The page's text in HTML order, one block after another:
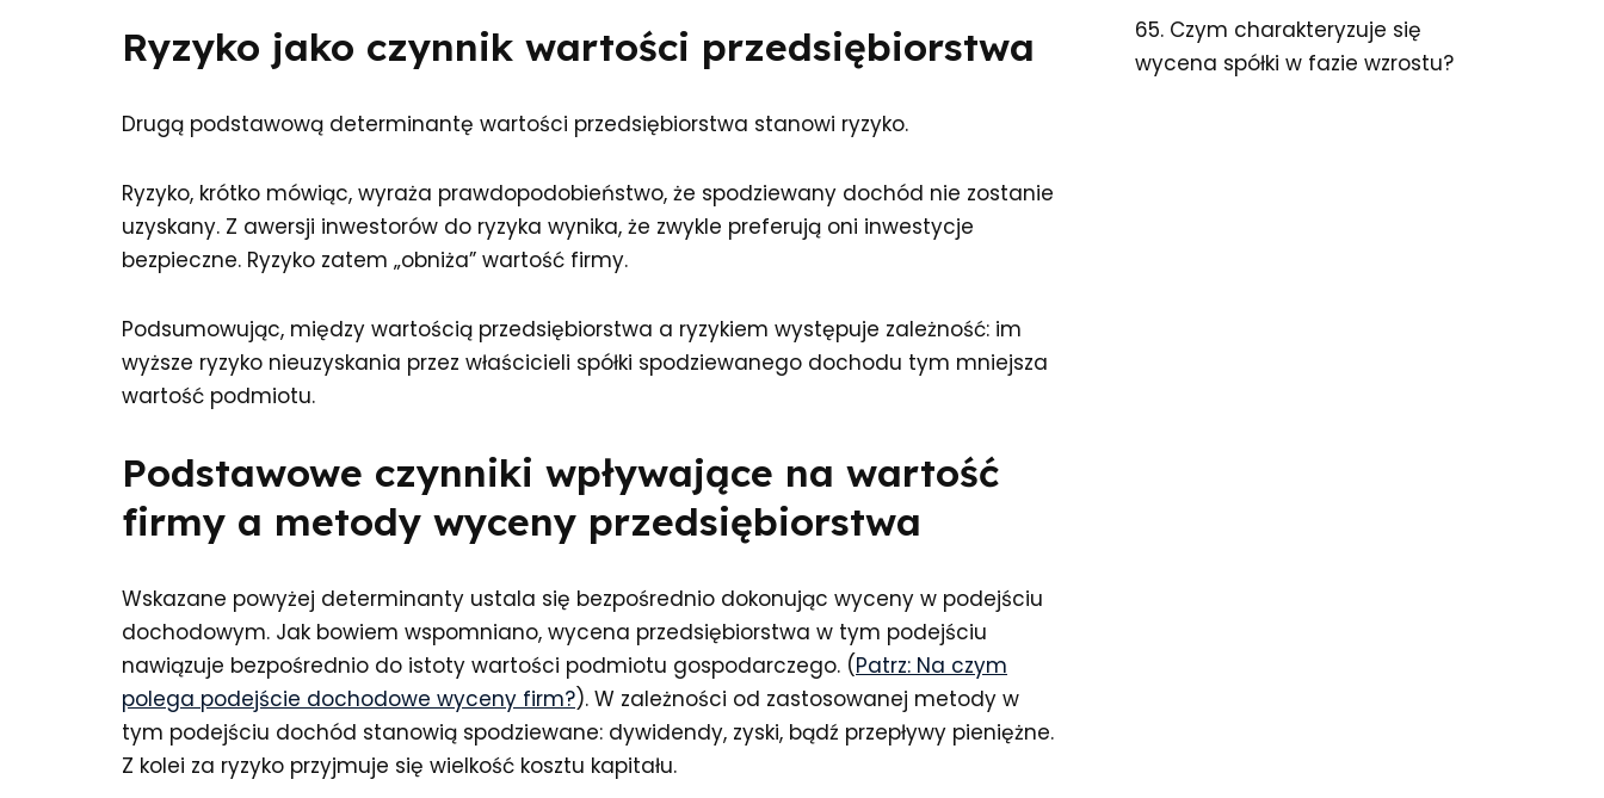
Ryzyko jako czynnik wartości przedsiębiorstwa
Drugą podstawową determinantę wartości przedsiębiorstwa stanowi ryzyko.
Ryzyko, krótko mówiąc, wyraża prawdopodobieństwo, że spodziewany dochód nie zostanie
uzyskany. Z awersji inwestorów do ryzyka wynika, że zwykle preferują oni inwestycje
bezpieczne. Ryzyko zatem „obniża” wartość firmy.
Podsumowując, między wartością przedsiębiorstwa a ryzykiem występuje zależność: im
wyższe ryzyko nieuzyskania przez właścicieli spółki spodziewanego dochodu tym mniejsza
wartość podmiotu.
Podstawowe czynniki wpływające na wartość
firmy a metody wyceny przedsiębiorstwa
Wskazane powyżej determinanty ustala się bezpośrednio dokonując wyceny w podejściu
dochodowym. Jak bowiem wspomniano, wycena przedsiębiorstwa w tym podejściu
nawiązuje bezpośrednio do istoty wartości podmiotu gospodarczego. (Patrz: Na czym
polega podejście dochodowe wyceny firm?). W zależności od zastosowanej metody w
tym podejściu dochód stanowią spodziewane: dywidendy, zyski, bądź przepływy pieniężne.
Z kolei za ryzyko przyjmuje się wielkość kosztu kapitału.
65. Czym charakteryzuje się
wycena spółki w fazie wzrostu?